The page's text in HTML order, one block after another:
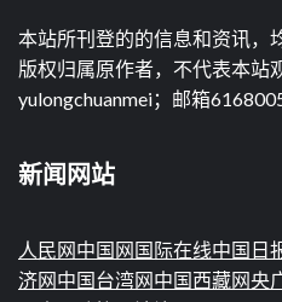
本站所刊登的的信息和资讯，
版权归属原作者，不代表本站
yulongchuanmei；邮箱
新闻网站
人民网中国网 国际在线中国日
济网中国台湾网中国西藏网央